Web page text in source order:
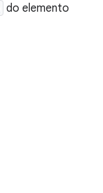
do elemento